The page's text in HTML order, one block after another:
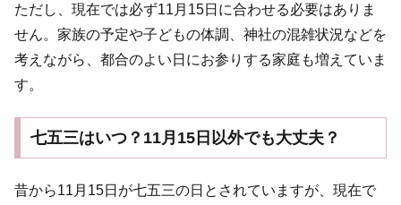
ただし、現在では必ず11月15日に合わせる必要はありま
せん。家族の予定や子どもの体調、神社の混雑状況などを
考えながら、都合のよい日にお参りする家庭も増えていま
す。
七五三はいつ？11月15日以外でも大丈夫？
昔から11月15日が七五三の日とされていますが、現在で